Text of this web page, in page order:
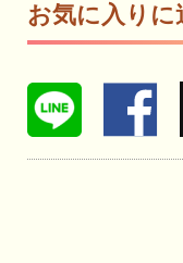
お気に入りに